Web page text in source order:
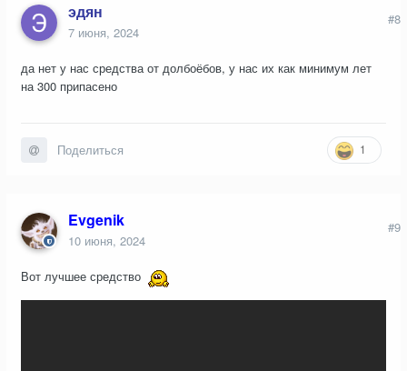
эдян
7 июня, 2024
#8
да нет у нас средства от долбоёбов, у нас их как минимум лет
на 300 припасено
1
Поделиться
Evgenik
10 июня, 2024
#9
Вот лучшее средство